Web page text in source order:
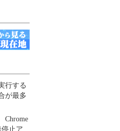
行する
が最多
Chrome
止ア